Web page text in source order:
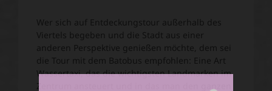
Wer sich auf Entdeckungstour außerhalb des
Viertels begeben und die Stadt aus einer
anderen Perspektive genießen möchte, dem sei
die Tour mit dem Batobus empfohlen: Eine Art
Wassertaxi, das die wichtigsten Landmarken im
Zentrum ansteuert und in das man den ganzen